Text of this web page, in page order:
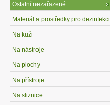
Ostatní nezařazené
Materiál a prostředky pro dezinfekci
Na kůži
Na nástroje
Na plochy
Na přístroje
Na sliznice